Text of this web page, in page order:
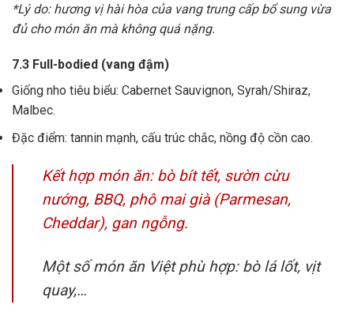
*Lý do: hương vị hài hòa của vang trung cấp bổ sung vừa
đủ cho món ăn mà không quá nặng.
7.3 Full-bodied (vang đậm)
Giống nho tiêu biểu: Cabernet Sauvignon, Syrah/Shiraz,
Malbec.
Đặc điểm: tannin mạnh, cấu trúc chắc, nồng độ cồn cao.
Kết hợp món ăn: bò bít tết, sườn cừu
nướng, BBQ, phô mai già (Parmesan,
Cheddar), gan ngỗng.
Một số món ăn Việt phù hợp: bò lá lốt, vịt
quay,…